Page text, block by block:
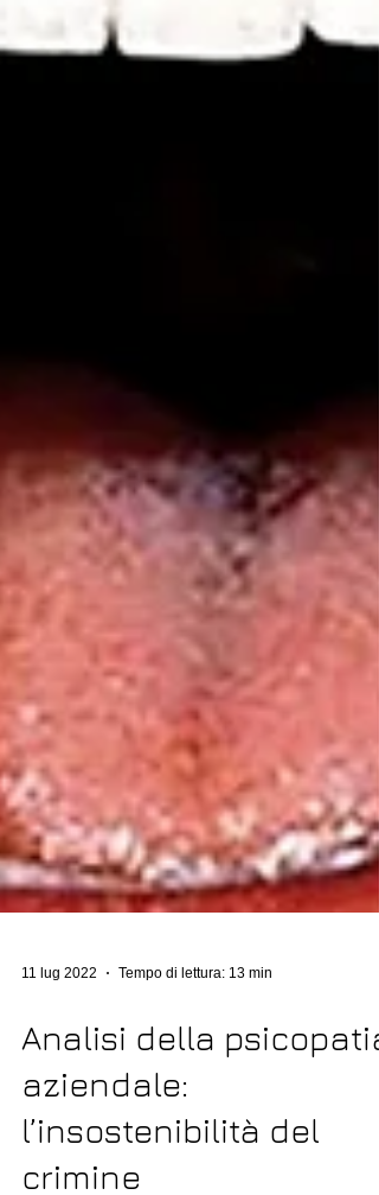
Tempo di lettura: 13 min
Analisi della psicopatia
aziendale: